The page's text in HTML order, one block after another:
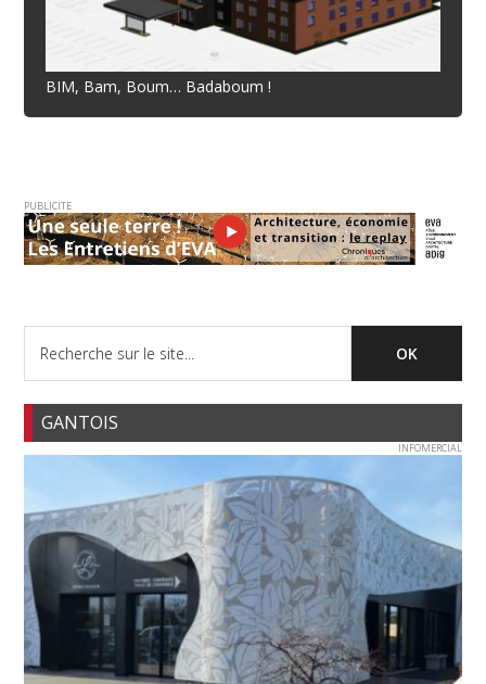
BIM, Bam, Boum… Badaboum !
PUBLICITE
GANTOIS
INFOMERCIAL